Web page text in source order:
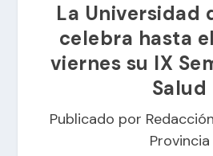
La Universidad
celebra hasta
viernes su IX
Salud
Publicado por Redacción
Provincia